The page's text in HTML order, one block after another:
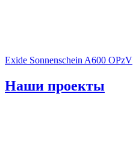
Exide Sonnenschein A600 OPzV
Наши проекты